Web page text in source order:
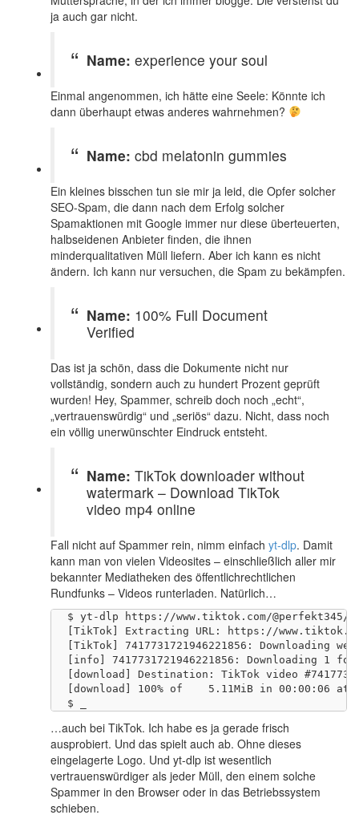
ja auch gar nicht.
Name: experience your soul
Einmal angenommen, ich hätte eine Seele: Könnte ich
dann überhaupt etwas anderes wahrnehmen?
Name: cbd melatonin gummies
Ein kleines bisschen tun sie mir ja leid, die Opfer solcher
SEO-Spam, die dann nach dem Erfolg solcher
Spamaktionen mit Google immer nur diese überteuerten,
halbseidenen Anbieter finden, die ihnen
minderqualitativen Müll liefern. Aber ich kann es nicht
ändern. Ich kann nur versuchen, die Spam zu bekämpfen.
Name: 100% Full Document
Verified
Das ist ja schön, dass die Dokumente nicht nur
vollständig, sondern auch zu hundert Prozent geprüft
wurden! Hey, Spammer, schreib doch noch „echt“,
„vertrauenswürdig“ und „seriös“ dazu. Nicht, dass noch
ein völlig unerwünschter Eindruck entsteht.
Name: TikTok downloader without
watermark – Download TikTok
video mp4 online
Fall nicht auf Spammer rein, nimm einfach yt-dlp. Damit
kann man von vielen Videosites – einschließlich aller mir
bekannter Mediatheken des öffentlichrechtlichen
Rundfunks – Videos runterladen. Natürlich…
$ yt-dlp https://www.tiktok.com/@perfekt345/
[TikTok] Extracting URL: https://
[TikTok] 7417731721946221856: Downloading
[info] 7417731721946221856: Downloading 1
[download] Destination: TikTok video
[download] 100% of    5.11MiB in 00:00:06 at
…auch bei TikTok. Ich habe es ja gerade frisch
ausprobiert. Und das spielt auch ab. Ohne dieses
eingelagerte Logo. Und yt-dlp ist wesentlich
vertrauenswürdiger als jeder Müll, den einem solche
Spammer in den Browser oder in das Betriebssystem
schieben.